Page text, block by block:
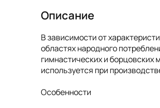
Описание
В зависимости от
областях народного
гимнастических и
используется при
Особенности